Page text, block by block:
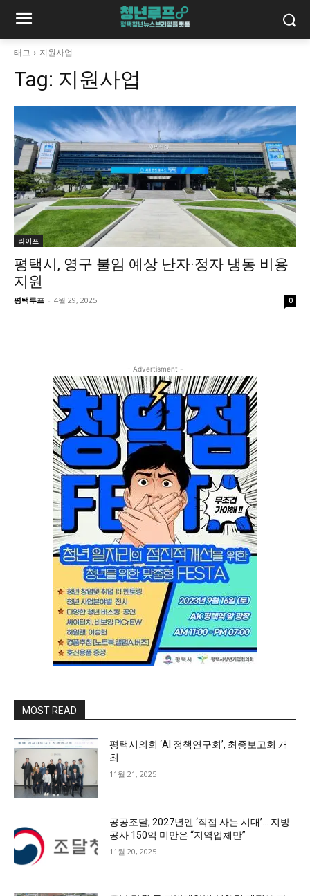
태그 지원사업
Tag: 지원사업
라이프
평택시, 영구 불임 예상 난자·정자 냉동 비용
지원
평택루프 - 4월 29, 2025 0
- Advertisment -
MOST READ
평택시의회 ‘AI 정책연구회’, 최종보고회 개
최
11월 21, 2025
공공조달, 2027년엔 ‘직접 사는 시대’… 지방
공사 150억 미만은 “지역업체만”
11월 20, 2025